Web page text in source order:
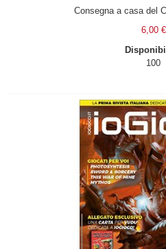
Consegna a casa del
6,00 €
100